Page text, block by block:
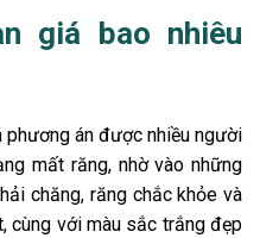
giá bao nhiêu
án được nhiều người
mất răng, nhờ vào những
chăng, răng chắc khỏe và
cùng với màu sắc trắng đẹp